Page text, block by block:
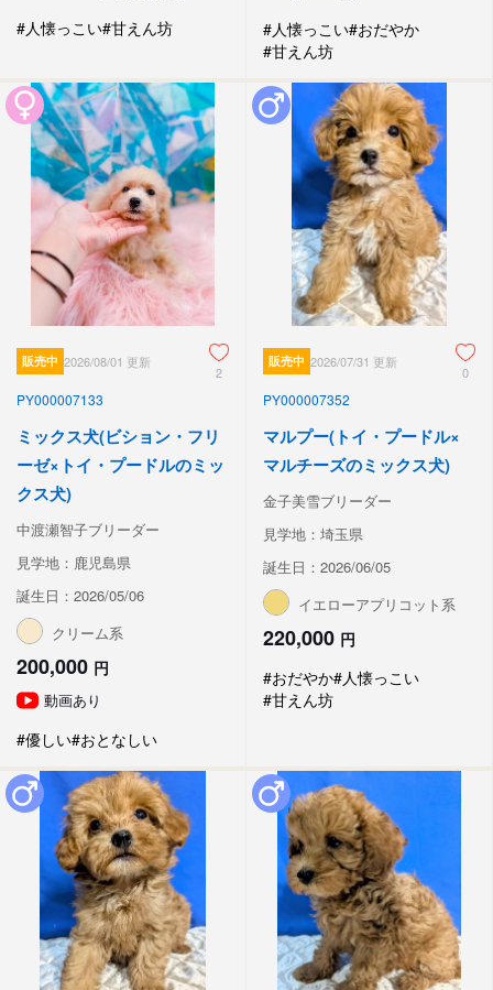
#人懐っこい#甘えん坊
#人懐っこい#おだやか
#甘えん坊
販売中 2026/08/01 更新
2
PY000007133
ミックス犬(ビション・フリ
ーゼ×トイ・プードルのミッ
クス犬)
中渡瀬智子ブリーダー
見学地：鹿児島県
誕生日：2026/05/06
クリーム系
200,000 円
動画あり
#優しい#おとなしい
販売中 2026/07/31 更新
0
PY000007352
マルプー(トイ・プードル×
マルチーズのミックス犬)
金子美雪ブリーダー
見学地：埼玉県
誕生日：2026/06/05
イエローアプリコット系
220,000 円
#おだやか#人懐っこい
#甘えん坊